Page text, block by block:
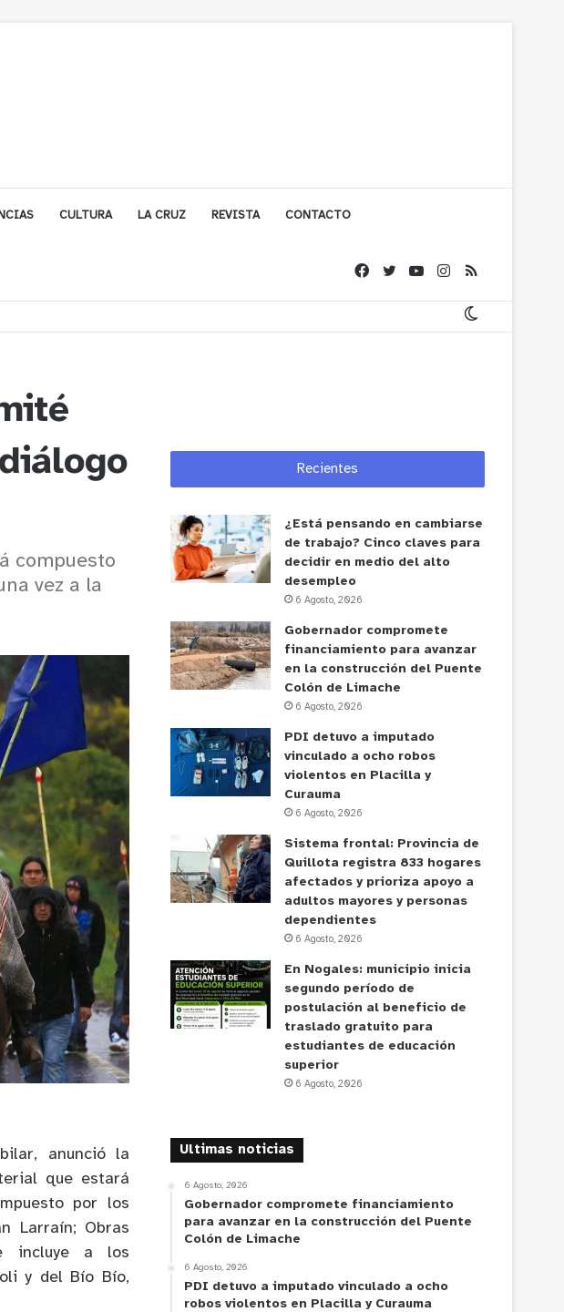
CULTURA LA CRUZ REVISTA CONTACTO
del Puente Colón de Limache
compuesto
vez a la
anunció la
que estará
por los
Larraín; Obras
incluye a los
y del Bío Bío,
Recientes
¿Está pensando en cambiarse
de trabajo? Cinco claves para
decidir en medio del alto
desempleo
6 Agosto, 2026
Gobernador compromete
financiamiento para avanzar
en la construcción del Puente
Colón de Limache
6 Agosto, 2026
PDI detuvo a imputado
vinculado a ocho robos
violentos en Placilla y
Curauma
6 Agosto, 2026
Sistema frontal: Provincia de
Quillota registra 833 hogares
afectados y prioriza apoyo a
adultos mayores y personas
dependientes
6 Agosto, 2026
En Nogales: municipio inicia
segundo período de
postulación al beneficio de
traslado gratuito para
estudiantes de educación
superior
6 Agosto, 2026
Ultimas noticias
6 Agosto, 2026
Gobernador compromete financiamiento
para avanzar en la construcción del Puente
Colón de Limache
6 Agosto, 2026
PDI detuvo a imputado vinculado a ocho
robos violentos en Placilla y Curauma